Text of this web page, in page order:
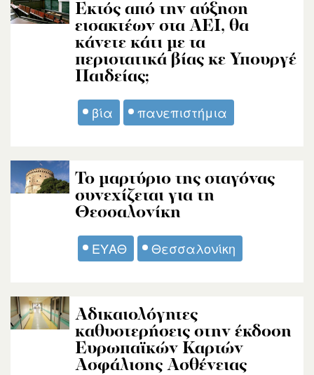
Εκτός από την αύξηση
εισακτέων στα ΑΕΙ, θα
κάνετε κάτι με τα
περιστατικά βίας κε Υπουργέ
Παιδείας;
βία πανεπιστήμια
Το μαρτύριο της σταγόνας
συνεχίζεται για τη
Θεσσαλονίκη
ΕΥΑΘ Θεσσαλονίκη
Αδικαιολόγητες
καθυστερήσεις στην έκδοση
Ευρωπαϊκών Καρτών
Ασφάλισης Ασθένειας